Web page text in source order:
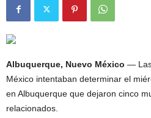
Albuquerque, Nuevo México —
México intentaban determinar el
en Albuquerque que dejaron cinco
relacionados.